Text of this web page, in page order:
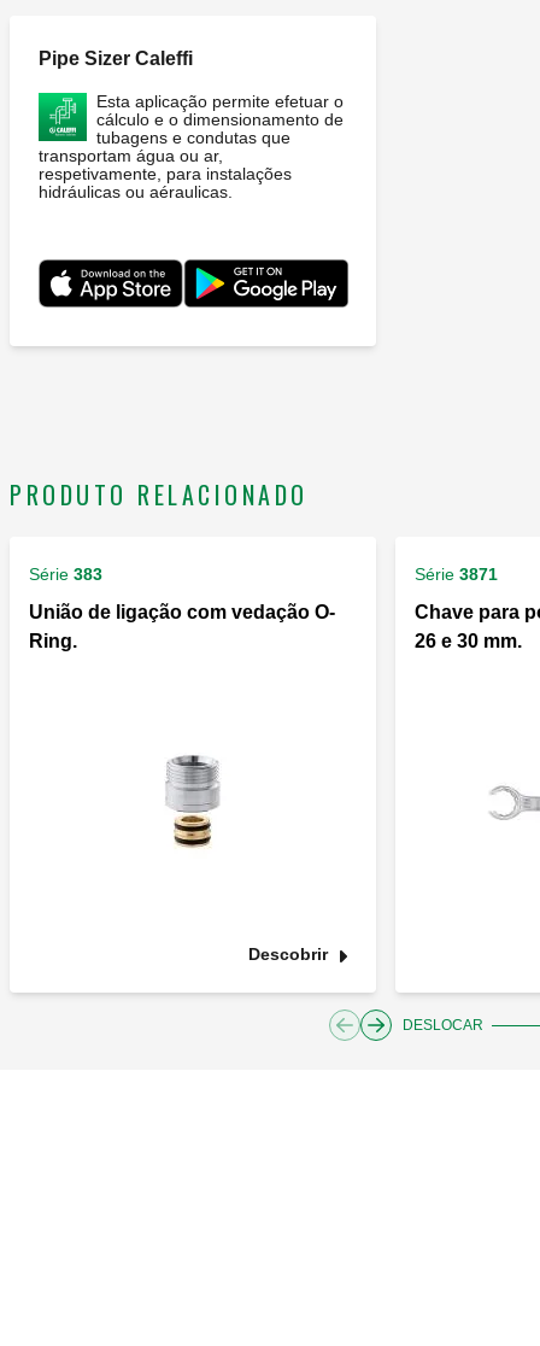
Pipe Sizer Caleffi
Esta aplicação permite efetuar o
cálculo e o dimensionamento de
tubagens e condutas que
transportam água ou ar,
respetivamente, para instalações
hidráulicas ou aéraulicas.
PRODUTO RELACIONADO
Série 383
União de ligação com vedação O-
Ring.
Descobrir
Série 3871
Chave para
26 e 30 mm.
DESLOCAR